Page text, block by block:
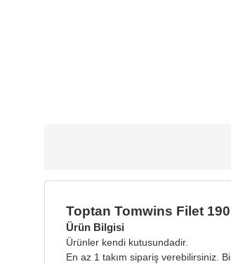
Toptan Tomwins Filet
Ürün Bilgisi
Ürünler kendi kutusundadir.
En az 1 takım sipariş verebilirsiniz.